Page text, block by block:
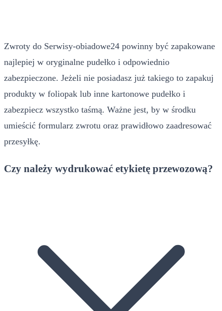
Zwroty do Serwisy-obiadowe24 powinny być zapakowane
najlepiej w oryginalne pudełko i odpowiednio
zabezpieczone. Jeżeli nie posiadasz już takiego to zapakuj
produkty w foliopak lub inne kartonowe pudełko i
zabezpiecz wszystko taśmą. Ważne jest, by w środku
umieścić formularz zwrotu oraz prawidłowo zaadresować
przesyłkę.
Czy należy wydrukować etykietę przewozową?